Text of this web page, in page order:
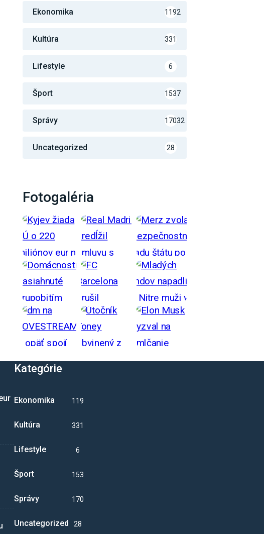
Ekonomika 1192
Kultúra 331
Lifestyle 6
Šport 1537
Správy 17032
Uncategorized 28
Fotogaléria
Kategórie
Ekonomika 1192
Kultúra 331
Lifestyle 6
Šport 1537
Správy 17032
Uncategorized 28